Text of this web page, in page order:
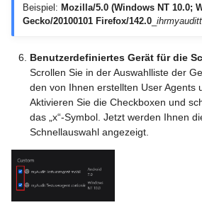
Beispiel: Mozilla/5.0 (Windows NT 10.0;
Gecko/20100101 Firefox/142.0
Benutzerdefiniertes Gerät für die
Scrollen Sie in der Auswahlliste der
den von Ihnen erstellten User Agents
Aktivieren Sie die Checkboxen und
das „x“-Symbol. Jetzt werden Ihnen
Schnellauswahl angezeigt.